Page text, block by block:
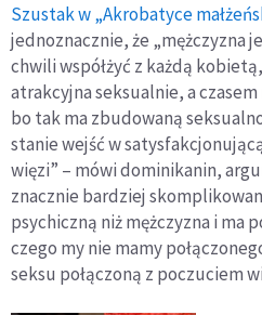
Szustak w „Akrobatyce
jednoznacznie, że „mężczyzna
chwili współżyć z każdą
atrakcyjna seksualnie, a
bo tak ma zbudowaną
stanie wejść w
więzi” – mówi dominikanin,
znacznie bardziej
psychiczną niż mężczyzna i ma
czego my nie mamy
seksu połączoną z poczuciem